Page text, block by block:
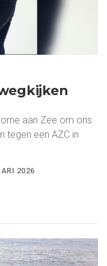
aan Zee om ons
tegen een AZC in
2026